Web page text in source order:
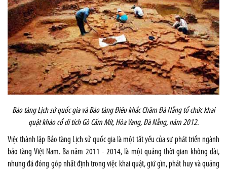
Bảo tàng Lịch sử quốc gia và Bảo tàng Điêu khắc Chăm Đà Nẵng tổ chức khai
quật khảo cổ di tích Gò Cấm Mít, Hòa Vang, Đà Nẵng, năm 2012.
Việc thành lập Bảo tàng Lịch sử quốc gia là một tất yếu của sự phát triển ngành
bảo tàng Việt Nam. Ba năm 2011 - 2014, là một quảng thời gian không dài,
nhưng đã đóng góp nhất định trong việc khai quật, giữ gìn, phát huy và quảng